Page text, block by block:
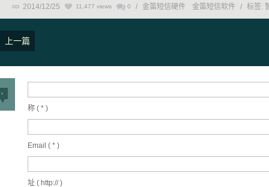
2014/12/25 11,477 views 0 / 金笛短信硬件 金笛短信软件 / 标签:
上一篇
称 ( * )
Email ( * )
址 ( http:// )